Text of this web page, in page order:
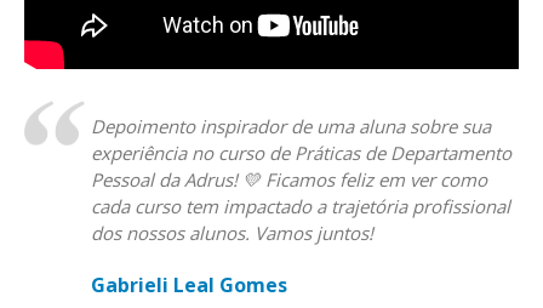
Depoimento inspirador de uma aluna sobre sua
experiência no curso de Práticas de Departamento
Pessoal da Adrus! 💛 Ficamos feliz em ver como
cada curso tem impactado a trajetória profissional
dos nossos alunos. Vamos juntos!
Gabrieli Leal Gomes